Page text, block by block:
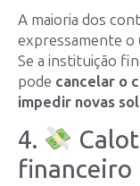
A maioria dos
expressamente o
Se a instituição
pode cancelar o
impedir novas
4.
financeiro